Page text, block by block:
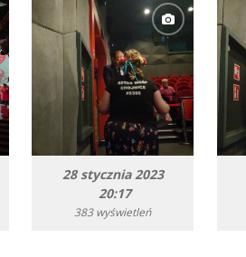
28 stycznia 2023
20:17
383 wyświetleń